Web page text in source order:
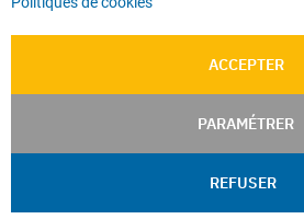
ACCEPTER
PARAMÉTRER
REFUSER